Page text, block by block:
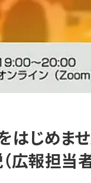
はじめま
広報担当